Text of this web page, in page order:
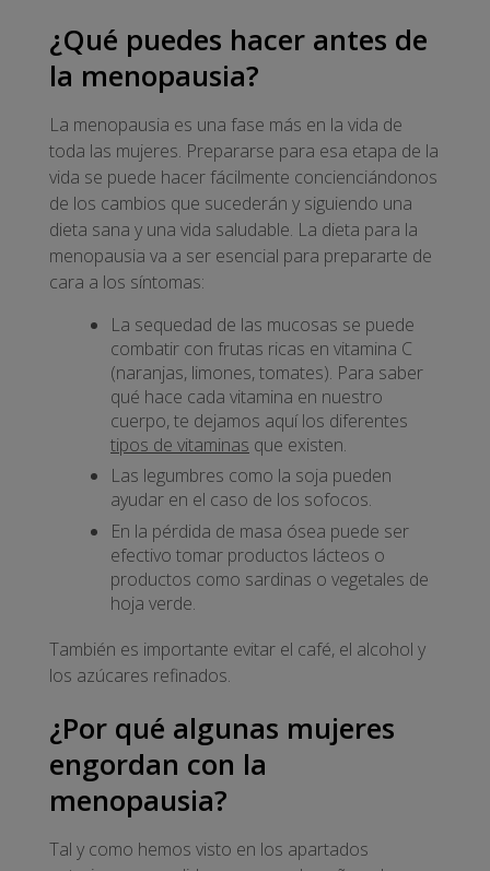
¿Qué puedes hacer antes de
la menopausia?
La menopausia es una fase más en la vida de
toda las mujeres. Prepararse para esa etapa de la
vida se puede hacer fácilmente concienciándonos
de los cambios que sucederán y siguiendo una
dieta sana y una vida saludable. La dieta para la
menopausia va a ser esencial para prepararte de
cara a los síntomas:
La sequedad de las mucosas se puede
combatir con frutas ricas en vitamina C
(naranjas, limones, tomates). Para saber
qué hace cada vitamina en nuestro
cuerpo, te dejamos aquí los diferentes
tipos de vitaminas que existen.
Las legumbres como la soja pueden
ayudar en el caso de los sofocos.
En la pérdida de masa ósea puede ser
efectivo tomar productos lácteos o
productos como sardinas o vegetales de
hoja verde.
También es importante evitar el café, el alcohol y
los azúcares refinados.
¿Por qué algunas mujeres
engordan con la
menopausia?
Tal y como hemos visto en los apartados